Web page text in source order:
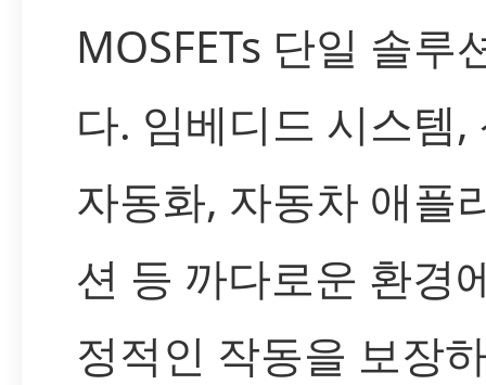
MOSFETs 단일 솔루
다. 임베디드 시스템,
자동화, 자동차 애플
션 등 까다로운 환경
정적인 작동을 보장